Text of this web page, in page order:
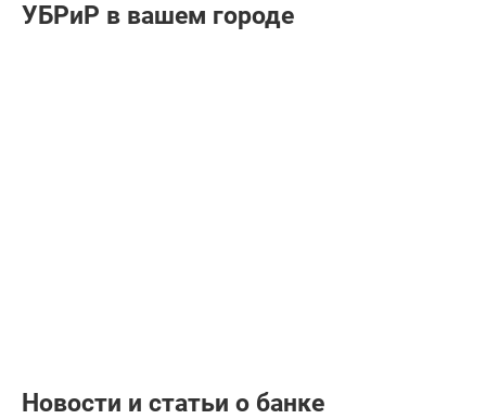
УБРиР в вашем городе
Новости и статьи о банке